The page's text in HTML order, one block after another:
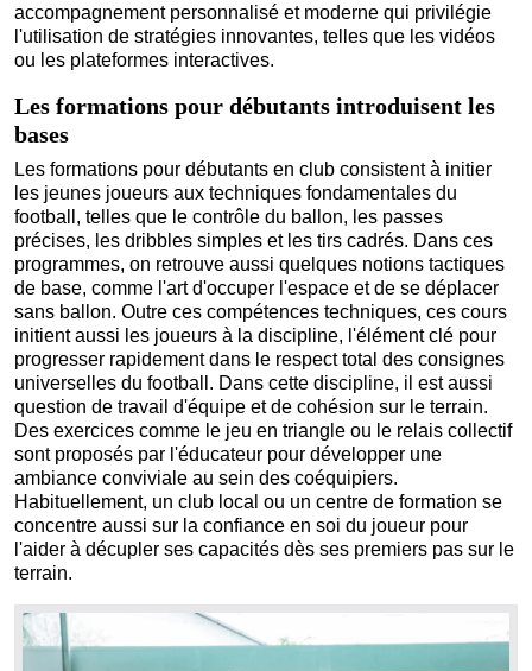
accompagnement personnalisé et moderne qui privilégie
l'utilisation de stratégies innovantes, telles que les vidéos
ou les plateformes interactives.
Les formations pour débutants introduisent les
bases
Les formations pour débutants en club consistent à initier
les jeunes joueurs aux techniques fondamentales du
football, telles que le contrôle du ballon, les passes
précises, les dribbles simples et les tirs cadrés. Dans ces
programmes, on retrouve aussi quelques notions tactiques
de base, comme l'art d'occuper l'espace et de se déplacer
sans ballon. Outre ces compétences techniques, ces cours
initient aussi les joueurs à la discipline, l'élément clé pour
progresser rapidement dans le respect total des consignes
universelles du football. Dans cette discipline, il est aussi
question de travail d'équipe et de cohésion sur le terrain.
Des exercices comme le jeu en triangle ou le relais collectif
sont proposés par l'éducateur pour développer une
ambiance conviviale au sein des coéquipiers.
Habituellement, un club local ou un centre de formation se
concentre aussi sur la confiance en soi du joueur pour
l'aider à décupler ses capacités dès ses premiers pas sur le
terrain.